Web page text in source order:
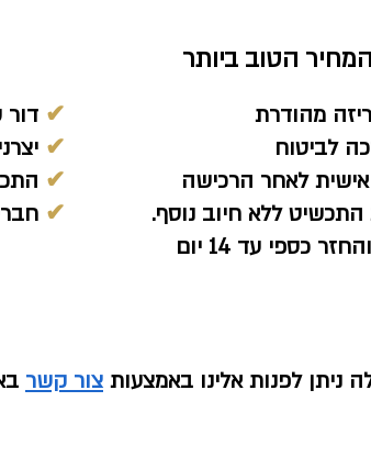
✔
✔
✔
✔
הטוב ביותר
מהודרת
לביטוח
לאחר הרכישה
ללא חיוב נוסף.
כספי עד 14 יום
ניתן לפנות אלינו באמצעות צור קשר